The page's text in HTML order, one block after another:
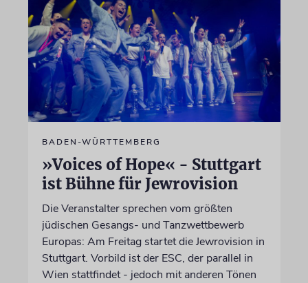
BADEN-WÜRTTEMBERG
»Voices of Hope« - Stuttgart
ist Bühne für Jewrovision
Die Veranstalter sprechen vom größten
jüdischen Gesangs- und Tanzwettbewerb
Europas: Am Freitag startet die Jewrovision in
Stuttgart. Vorbild ist der ESC, der parallel in
Wien stattfindet - jedoch mit anderen Tönen